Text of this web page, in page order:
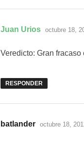
Juan Urios dice:
octubre 18,
Veredicto: Gran
RESPONDER
batlander dice:
octubre 18,